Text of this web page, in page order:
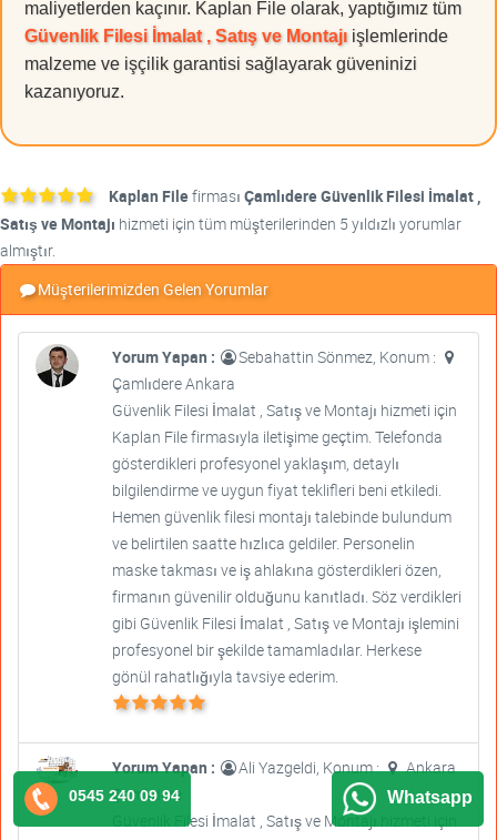
maliyetlerden kaçınır. Kaplan File olarak, yaptığımız tüm
Güvenlik Filesi İmalat , Satış ve Montajıişlemlerinde
malzeme ve işçilik garantisi sağlayarak güveninizi
kazanıyoruz.
Kaplan Filefirması Çamlıdere Güvenlik Filesi İmalat ,
Satış ve Montajı hizmeti için tüm müşterilerinden 5 yıldızlı yorumlar
almıştır.
Müşterilerimizden Gelen Yorumlar
Yorum Yapan :
Sebahattin Sönmez, Konum :
Çamlıdere Ankara
Güvenlik Filesi İmalat , Satış ve Montajı hizmeti için
Kaplan File firmasıyla iletişime geçtim. Telefonda
gösterdikleri profesyonel yaklaşım, detaylı
bilgilendirme ve uygun fiyat teklifleri beni etkiledi.
Hemen güvenlik filesi montajı talebinde bulundum
ve belirtilen saatte hızlıca geldiler. Personelin
maske takması ve iş ahlakına gösterdikleri özen,
firmanın güvenilir olduğunu kanıtladı. Söz verdikleri
gibi Güvenlik Filesi İmalat , Satış ve Montajı işlemini
profesyonel bir şekilde tamamladılar. Herkese
gönül rahatlığıyla tavsiye ederim.
Yorum Yapan : Ali Yazgeldi, Konum :
Ankara
Çamlıdere
Güvenlik Filesi İmalat , Satış ve Montajı hizmeti için
0545 240 09 94 Whatsapp